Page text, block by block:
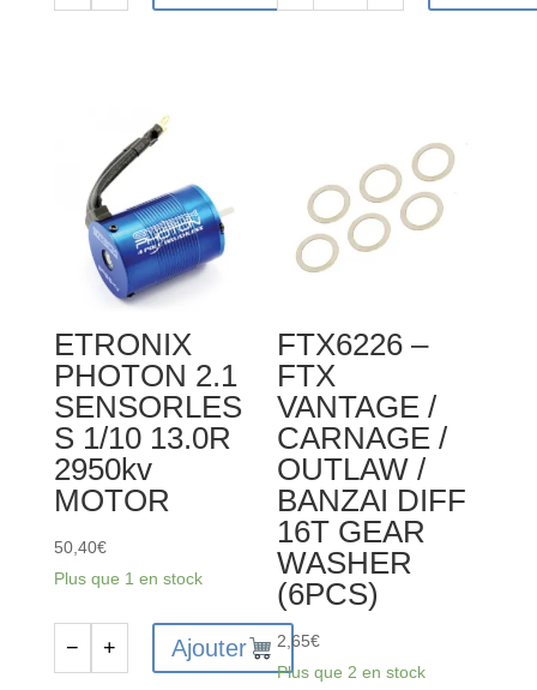
COMPLETE
2PCS
VANTAGE/CARNAGE
FRONT
SHOCK
BODY
ETRONIX
PHOTON 2.1
SENSORLES
S 1/10 13.0R
2950kv
MOTOR
50,40€
Plus que 1 en stock
− + Ajouter
FTX6226 –
FTX
VANTAGE /
CARNAGE /
OUTLAW /
BANZAI DIFF
16T GEAR
WASHER
(6PCS)
2,65€
Plus que 2 en stock